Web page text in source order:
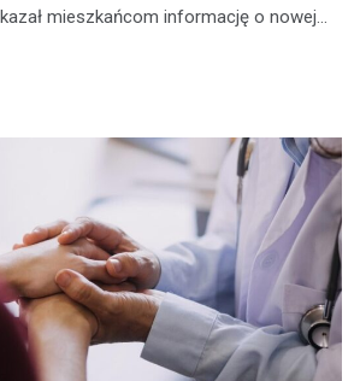
mieszkańcom informację o nowej…